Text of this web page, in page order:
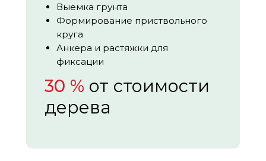
30 % от стоимости
дерева
Выемка грунта
Формирование приствольного
круга
Анкера и растяжки для
фиксации